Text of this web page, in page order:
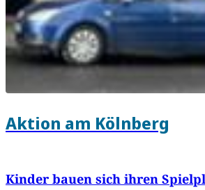
Aktion am Kölnberg
Kinder bauen sich ihren